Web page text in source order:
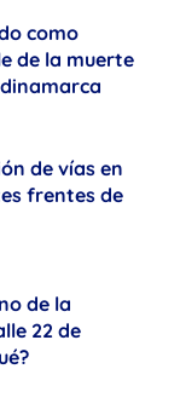
como
de la muerte
de vías en
frentes de
de la
22 de